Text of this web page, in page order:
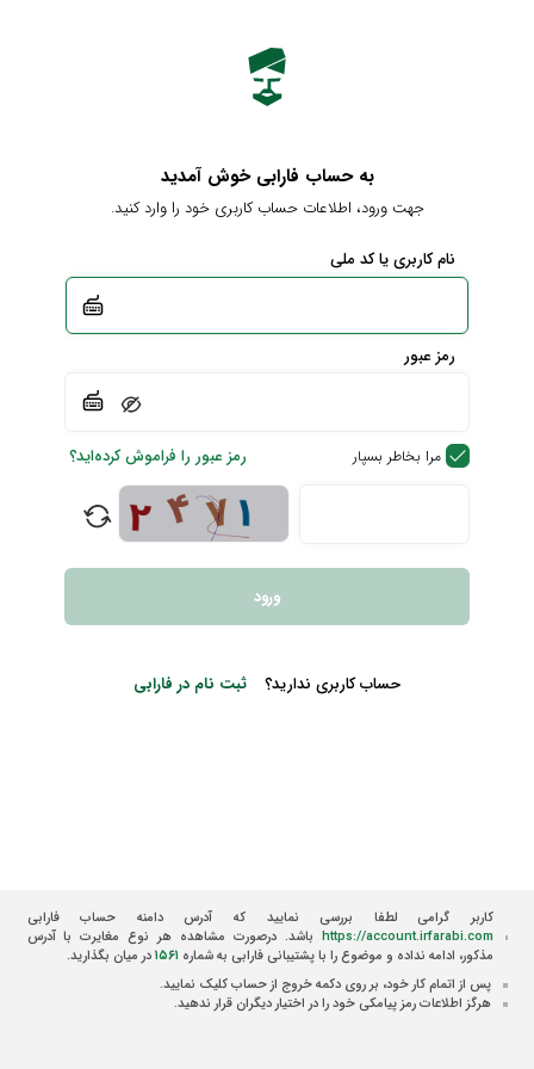
به حساب فارابی خوش آمدید
جهت ورود، اطلاعات حساب کاربری خود را وارد کنید.
نام کاربری یا کد ملی
رمز عبور
مرا بخاطر بسپار رمز عبور را فراموش کرده‌اید؟
ورود
حساب کاربری ندارید؟ ثبت نام در فارابی
کاربر گرامی لطفا بررسی نمایید که آدرس دامنه حساب فارابی
https://account.irfarabi.com باشد. درصورت مشاهده هر نوع مغایرت با آدرس
مذکور، ادامه نداده و موضوع را با پشتیبانی فارابی به شماره ۱۵۶۱در میان بگذارید.
پس از اتمام کار خود، بر روی دکمه خروج از حساب کلیک نمایید.
هرگز اطلاعات رمز پیامکی خود را در اختیار دیگران قرار ندهید.